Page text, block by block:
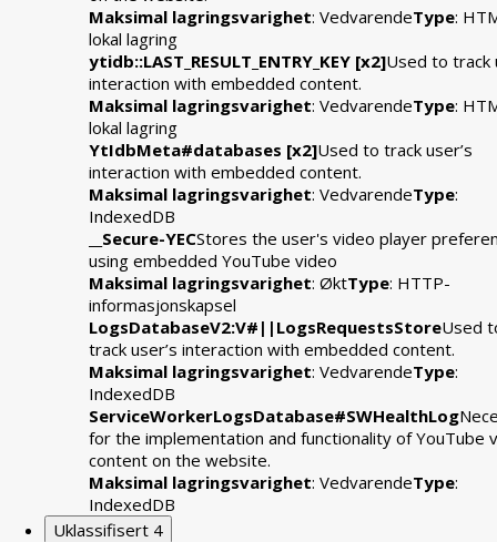
Maksimal lagringsvarighet: VedvarendeType:
lokal lagring
ytidb::LAST_RESULT_ENTRY_KEY [x2]Used to track
interaction with embedded content.
Maksimal lagringsvarighet: VedvarendeType:
lokal lagring
YtIdbMeta#databases [x2]Used to track user’s
interaction with embedded content.
Maksimal lagringsvarighet: VedvarendeType:
IndexedDB
__Secure-YECStores the user's video player
using embedded YouTube video
Maksimal lagringsvarighet: ØktType: HTTP-
informasjonskapsel
LogsDatabaseV2:V#||LogsRequestsStoreUsed
track user’s interaction with embedded content.
Maksimal lagringsvarighet: VedvarendeType:
IndexedDB
ServiceWorkerLogsDatabase#SWHealthLog
for the implementation and functionality of YouTube
content on the website.
Maksimal lagringsvarighet: VedvarendeType:
IndexedDB
Uklassifisert 4